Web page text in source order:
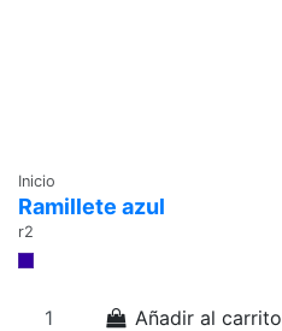
Inicio
Ramillete azul
r2
Añadir al carrito